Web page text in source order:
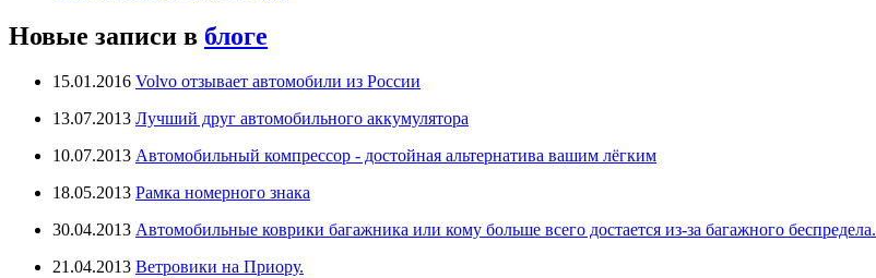
Новые записи в блоге
15.01.2016 Volvo отзывает автомобили из России
13.07.2013 Лучший друг автомобильного аккумулятора
10.07.2013 Автомобильный компрессор - достойная альтернатива вашим лёгким
18.05.2013 Рамка номерного знака
30.04.2013 Автомобильные коврики багажника или кому больше всего достается из-за багажного беспредела.
21.04.2013 Ветровики на Приору.